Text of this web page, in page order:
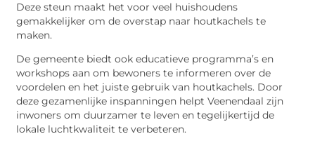
Deze steun maakt het voor veel huishoudens
gemakkelijker om de overstap naar houtkachels te
maken.
De gemeente biedt ook educatieve programma’s en
workshops aan om bewoners te informeren over de
voordelen en het juiste gebruik van houtkachels. Door
deze gezamenlijke inspanningen helpt Veenendaal zijn
inwoners om duurzamer te leven en tegelijkertijd de
lokale luchtkwaliteit te verbeteren.